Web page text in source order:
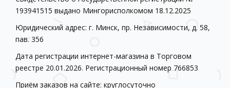
193941515 выдано Мингорисполкомом 18.12.2025
Юридический адрес: г. Минск, пр. Независимости, д. 58,
пав. 356
Дата регистрации интернет-магазина в Торговом
реестре 20.01.2026. Регистрационный номер 766853
Приём заказов на сайте: круглосуточно